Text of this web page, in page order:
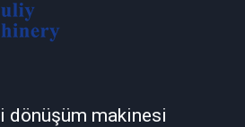
dönüşüm makinesi